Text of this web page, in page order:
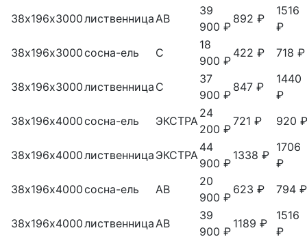
38х196х3000лиственница АВ
39
900 ₽
892 ₽
1516
₽
38х196х3000сосна-ель С
18
900 ₽
422 ₽ 718 ₽
38х196х3000лиственница С
37
900 ₽
847 ₽
1440
₽
38х196х4000сосна-ель ЭКСТРА
24
200 ₽
721 ₽ 920 ₽
38х196х4000лиственница ЭКСТРА
44
900 ₽
1338 ₽
1706
₽
38х196х4000сосна-ель АВ
20
900 ₽
623 ₽ 794 ₽
38х196х4000лиственница АВ
39
900 ₽
1189 ₽
1516
₽